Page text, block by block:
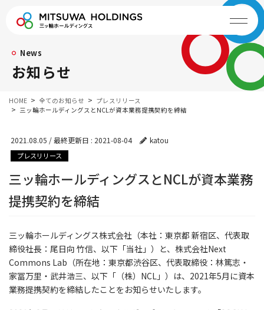
News
お知らせ
HOME 全てのお知らせ
プレスリリース
三ッ輪ホールディングスとNCLが資本業務提携契約を締結
2021.08.05 / 最終更新日 : 2021-08-04 katou
プレスリリース
三ッ輪ホールディングスとNCLが資本業務
提携契約を締結
三ッ輪ホールディングス株式会社（本社：東京都 新宿区、代表取
締役社長：尾日向 竹信、以下「当社」）と、株式会社Next
Commons Lab（所在地：東京都渋谷区、代表取締役：林篤志・
家冨万里・武井浩三、以下「（株）NCL」）は、2021年5月に資本
業務提携契約を締結したことをお知らせいたします。